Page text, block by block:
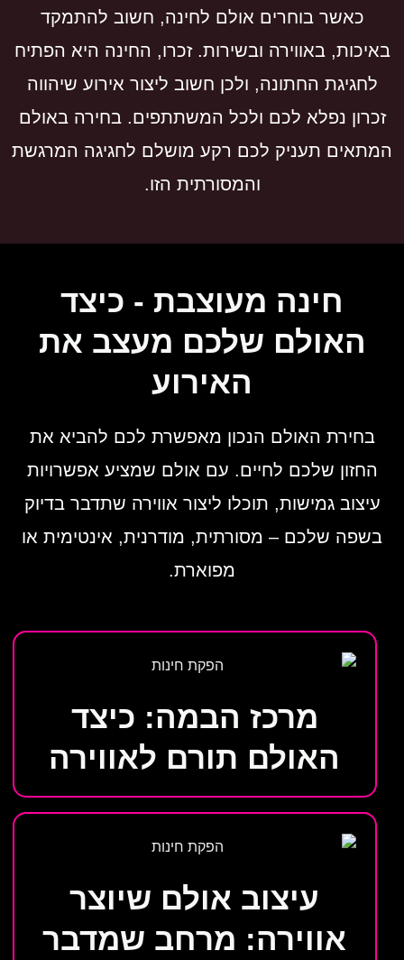
כאשר בוחרים אולם לחינה, חשוב להתמקד
באיכות, באווירה ובשירות. זכרו, החינה היא הפתיח
לחגיגת החתונה, ולכן חשוב ליצור אירוע שיהווה
זכרון נפלא לכם ולכל המשתתפים. בחירה באולם
המתאים תעניק לכם רקע מושלם לחגיגה המרגשת
והמסורתית הזו.
חינה מעוצבת - כיצד
האולם שלכם מעצב את
האירוע
בחירת האולם הנכון מאפשרת לכם להביא את
החזון שלכם לחיים. עם אולם שמציע אפשרויות
עיצוב גמישות, תוכלו ליצור אווירה שתדבר בדיוק
בשפה שלכם – מסורתית, מודרנית, אינטימית או
מפוארת.
מרכז הבמה: כיצד
האולם תורם לאווירה
עיצוב אולם שיוצר
אווירה: מרחב שמדבר